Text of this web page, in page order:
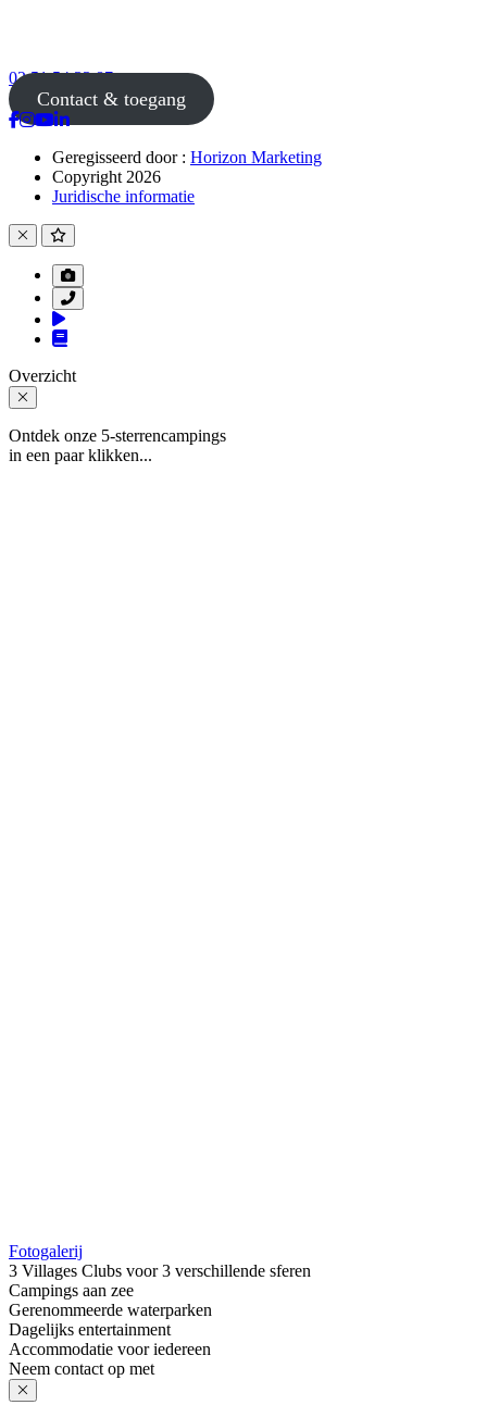
02 51 54 33 87
Contact & toegang
Geregisseerd door : Horizon Marketing
Copyright 2026
Juridische informatie
Overzicht
Ontdek onze 5-sterrencampings
in een paar klikken...
Fotogalerij
3 Villages Clubs voor 3 verschillende sferen
Campings aan zee
Gerenommeerde waterparken
Dagelijks entertainment
Accommodatie voor iedereen
Neem contact op met